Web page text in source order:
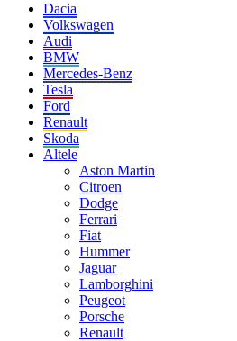
Dacia
Volkswagen
Audi
BMW
Mercedes-Benz
Tesla
Ford
Renault
Skoda
Altele
Aston Martin
Citroen
Dodge
Ferrari
Fiat
Hummer
Jaguar
Lamborghini
Peugeot
Porsche
Renault